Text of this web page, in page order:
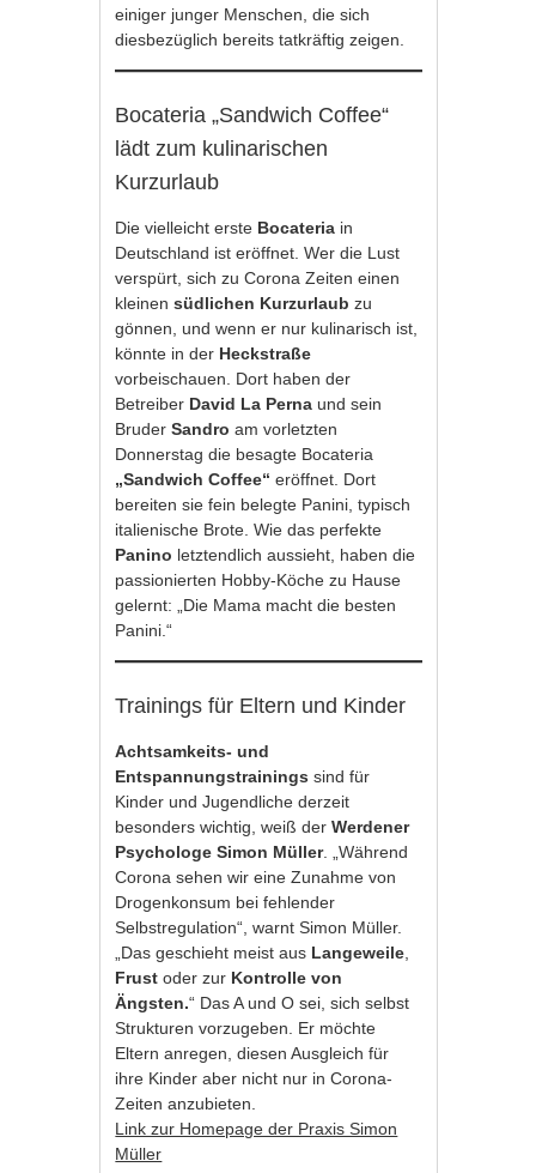
einiger junger Menschen, die sich
diesbezüglich bereits tatkräftig zeigen.
Bocateria „Sandwich Coffee“
lädt zum kulinarischen
Kurzurlaub
Die vielleicht erste Bocateria in
Deutschland ist eröffnet. Wer die Lust
verspürt, sich zu Corona Zeiten einen
kleinensüdlichen Kurzurlaub zu
gönnen, und wenn er nur kulinarisch ist,
könnte in der Heckstraße
vorbeischauen. Dort haben der
Betreiber David La Perna und sein
BruderSandroam vorletzten
Donnerstag die besagte Bocateria
„Sandwich Coffee“eröffnet. Dort
bereiten sie fein belegte Panini, typisch
italienische Brote. Wie das perfekte
Panino letztendlich aussieht, haben die
passionierten Hobby-Köche zu Hause
gelernt: „Die Mama macht die besten
Panini.“
Trainings für Eltern und Kinder
Achtsamkeits- und
Entspannungstrainings sind für
Kinder und Jugendliche derzeit
besonders wichtig, weiß derWerdener
Psychologe Simon Müller. „Während
Corona sehen wir eine Zunahme von
Drogenkonsum bei fehlender
Selbstregulation“, warnt Simon Müller.
„Das geschieht meist aus Langeweile,
Frustoder zur Kontrolle von
Ängsten.“ Das A und O sei, sich selbst
Strukturen vorzugeben. Er möchte
Eltern anregen, diesen Ausgleich für
ihre Kinder aber nicht nur in Corona-
Zeiten anzubieten.
Link zur Homepage der Praxis Simon
Müller